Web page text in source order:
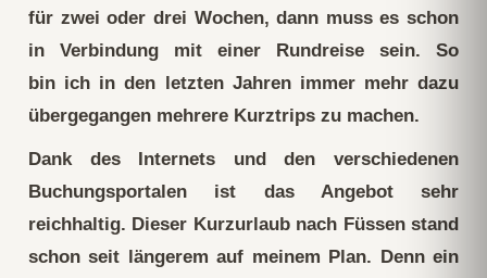
für zwei oder drei Wochen, dann muss es schon
in Verbindung mit einer Rundreise sein. So
bin ich in den letzten Jahren immer mehr dazu
übergegangen mehrere Kurztrips zu machen.
Dank des Internets und den verschiedenen
Buchungsportalen ist das Angebot sehr
reichhaltig. Dieser Kurzurlaub nach Füssen stand
schon seit längerem auf meinem Plan. Denn ein